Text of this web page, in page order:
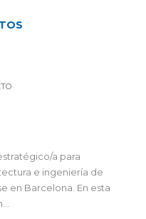
a para
e ingeniería de
en Barcelona. En esta